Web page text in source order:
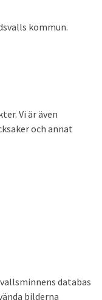
kommun.
Vi är även
och annat
databas
bilderna